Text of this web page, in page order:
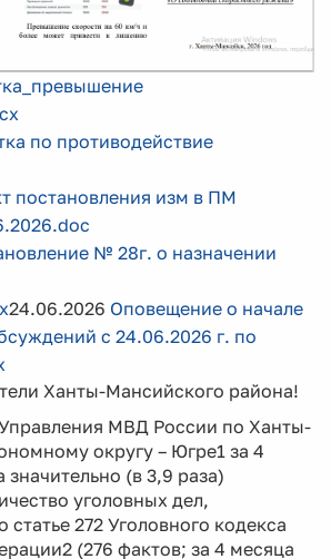
по противодействие
постановления изм в ПМ
№ 28г. о назначении
24.06.2026 Оповещение о начале
с 24.06.2026 г. по
Ханты-Мансийского района!
МВД России по Ханты-
округу – Югре1 за 4
значительно (в 3,9 раза)
уголовных дел,
272 Уголовного кодекса
(276 фактов; за 4 месяца